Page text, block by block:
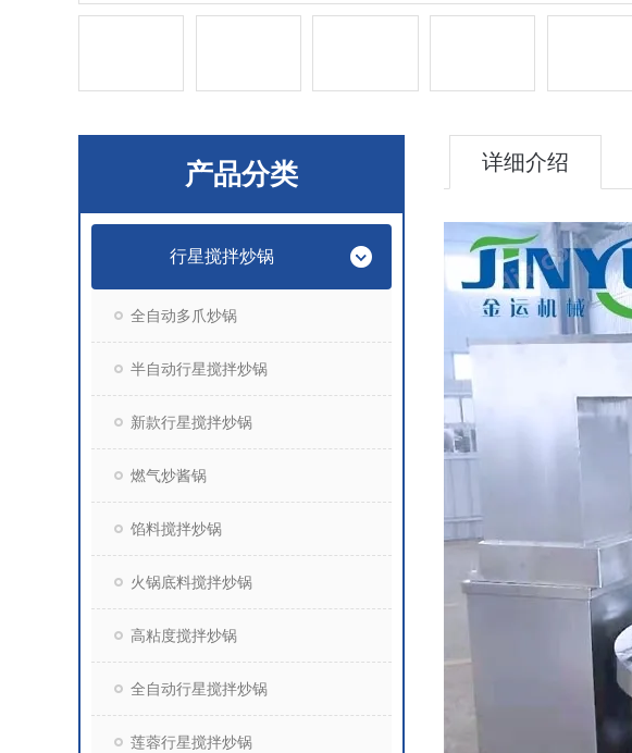
产品分类
行星搅拌炒锅
全自动多爪炒锅
半自动行星搅拌炒锅
新款行星搅拌炒锅
燃气炒酱锅
馅料搅拌炒锅
火锅底料搅拌炒锅
高粘度搅拌炒锅
全自动行星搅拌炒锅
莲蓉行星搅拌炒锅
详细介绍